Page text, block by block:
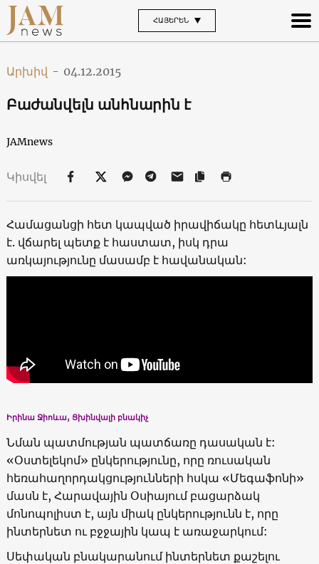
ՀԱՅԵՐԵՆ
Արխիվ - 04.12.2015
Բաժանվելն անհնարին է
JAMnews
Կիսվել
Համացանցի հետ կապված իրավիճակը հետևյալն
է. վճարել պետք է հաստատ, իսկ դրա
առկայությունը մասամբ է հավանական:
Իրինա Ջիոևա, Ցխինվալի բնակիչ
Նման պատմության պատճառը դասական է:
«Օստելեկոմ» ընկերությունը, որը ռուսական
հեռահաղորդակցությունների հսկա «Մեգաֆոնի»
մասն է, Հարավային Օսիայում բացարձակ
մոնոպոլիստ է, այն միակ ընկերությունն է, որը
ինտերնետ ու բջջային կապ է առաջարկում:
Սեփական բնակարանում ինտերնետ քաշելու